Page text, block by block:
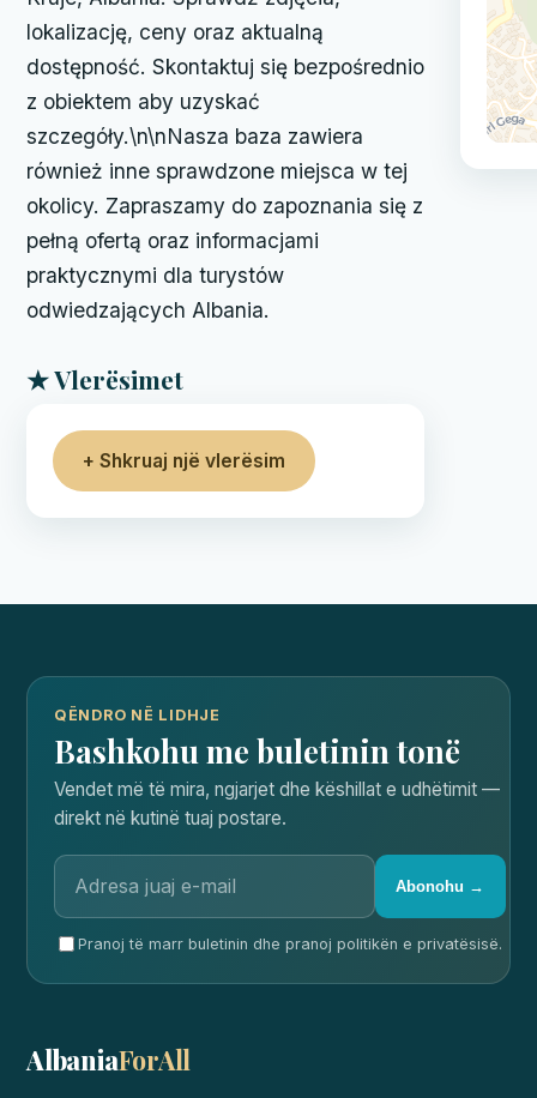
lokalizację, ceny oraz aktualną
dostępność. Skontaktuj się bezpośrednio
z obiektem aby uzyskać
szczegóły.\n\nNasza baza zawiera
również inne sprawdzone miejsca w tej
okolicy. Zapraszamy do zapoznania się z
pełną ofertą oraz informacjami
praktycznymi dla turystów
odwiedzających Albania.
★ Vlerësimet
+ Shkruaj një vlerësim
QËNDRO NË LIDHJE
Bashkohu me buletinin tonë
Vendet më të mira, ngjarjet dhe këshillat e udhëtimit —
direkt në kutinë tuaj postare.
Abonohu →
Pranoj të marr buletinin dhe pranoj politikën e privatësisë.
AlbaniaForAll